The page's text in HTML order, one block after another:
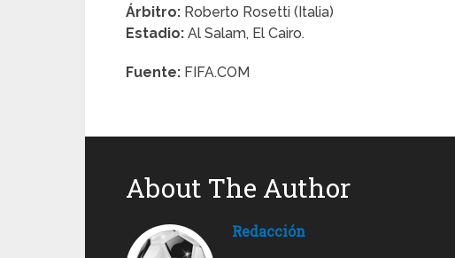
Árbitro: Roberto Rosetti (Italia)
Estadio: Al Salam, El Cairo.
Fuente: FIFA.COM
About The Author
Redacción